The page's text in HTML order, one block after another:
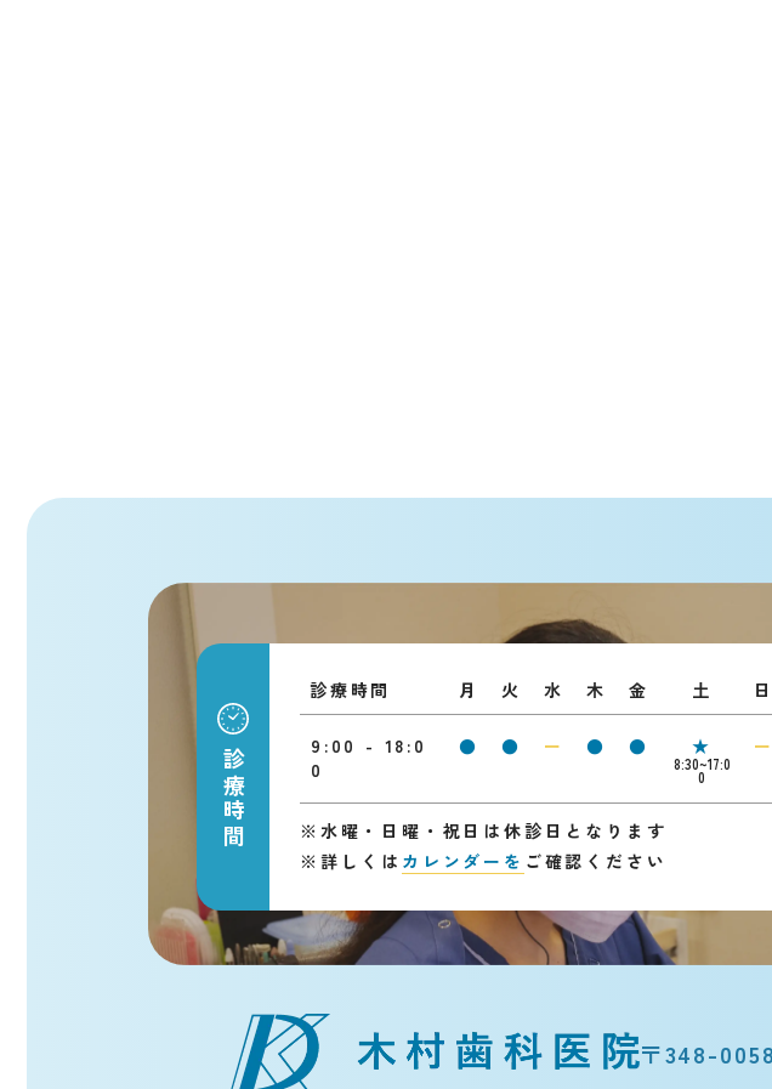
診療時間
診療時間 月 火 水 木 金 土 日
9:00 - 18:0
0
● ● ー ● ● ★
8:30~17:0
0
ー
※ 水曜・日曜・祝日は休診日となります
※ 詳しくは カレンダーを ご確認ください
〒348-